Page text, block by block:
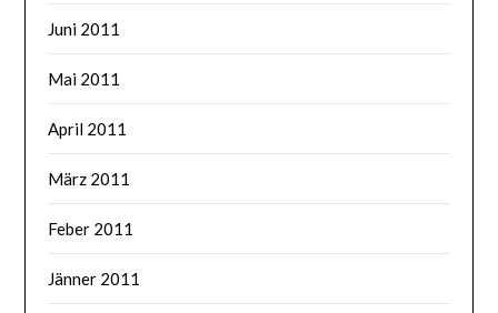
Juni 2011
Mai 2011
April 2011
März 2011
Feber 2011
Jänner 2011